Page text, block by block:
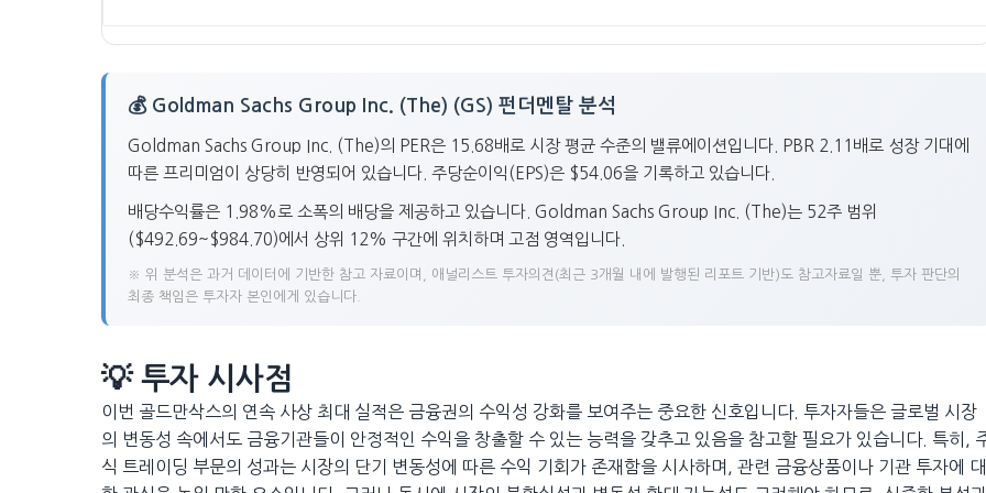
💰 Goldman Sachs Group Inc. (The) (GS) 펀더멘탈 분석
Goldman Sachs Group Inc. (The)의 PER은 15.68배로 시장 평균 수준의 밸류에이션입니다. PBR 2.11배로 성장 기대에
따른 프리미엄이 상당히 반영되어 있습니다. 주당순이익(EPS)은 $54.06을 기록하고 있습니다.
배당수익률은 1.98%로 소폭의 배당을 제공하고 있습니다. Goldman Sachs Group Inc. (The)는 52주 범위
($492.69~$984.70)에서 상위 12% 구간에 위치하며 고점 영역입니다.
※ 위 분석은 과거 데이터에 기반한 참고 자료이며, 애널리스트 투자의견(최근 3개월 내에 발행된 리포트 기반)도 참고자료일 뿐, 투자 판단의
최종 책임은 투자자 본인에게 있습니다.
💡 투자 시사점
이번 골드만삭스의 연속 사상 최대 실적은 금융권의 수익성 강화를 보여주는 중요한 신호입니다. 투자자들은 글로벌 시장
의 변동성 속에서도 금융기관들이 안정적인 수익을 창출할 수 있는 능력을 갖추고 있음을 참고할 필요가 있습니다. 특히,
식 트레이딩 부문의 성과는 시장의 단기 변동성에 따른 수익 기회가 존재함을 시사하며, 관련 금융상품이나 기관 투자에 대